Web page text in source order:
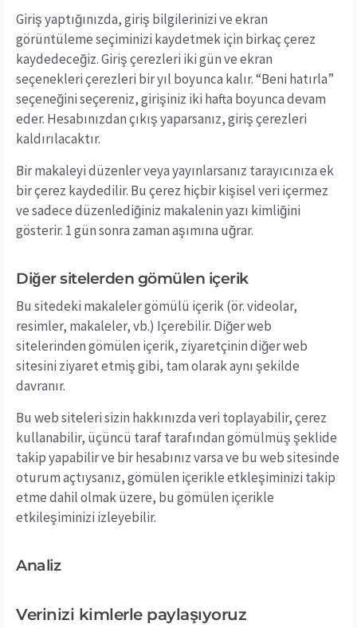
Giriş yaptığınızda, giriş bilgilerinizi ve ekran
görüntüleme seçiminizi kaydetmek için birkaç çerez
kaydedeceğiz. Giriş çerezleri iki gün ve ekran
seçenekleri çerezleri bir yıl boyunca kalır. “Beni hatırla”
seçeneğini seçereniz, girişiniz iki hafta boyunca devam
eder. Hesabınızdan çıkış yaparsanız, giriş çerezleri
kaldırılacaktır.
Bir makaleyi düzenler veya yayınlarsanız tarayıcınıza ek
bir çerez kaydedilir. Bu çerez hiçbir kişisel veri içermez
ve sadece düzenlediğiniz makalenin yazı kimliğini
gösterir. 1 gün sonra zaman aşımına uğrar.
Diğer sitelerden gömülen içerik
Bu sitedeki makaleler gömülü içerik (ör. videolar,
resimler, makaleler, vb.) Içerebilir. Diğer web
sitelerinden gömülen içerik, ziyaretçinin diğer web
sitesini ziyaret etmiş gibi, tam olarak aynı şekilde
davranır.
Bu web siteleri sizin hakkınızda veri toplayabilir, çerez
kullanabilir, üçüncü taraf tarafından gömülmüş şeklide
takip yapabilir ve bir hesabınız varsa ve bu web sitesinde
oturum açtıysanız, gömülen içerikle etkleşiminizi takip
etme dahil olmak üzere, bu gömülen içerikle
etkileşiminizi izleyebilir.
Analiz
Verinizi kimlerle paylaşıyoruz